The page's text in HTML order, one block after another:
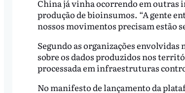
China já vinha ocorrendo em outras
produção de bioinsumos. “A gente
nossos movimentos precisam estão
Segundo as organizações
sobre os dados produzidos nos
processada em infraestruturas
No manifesto de lançamento da